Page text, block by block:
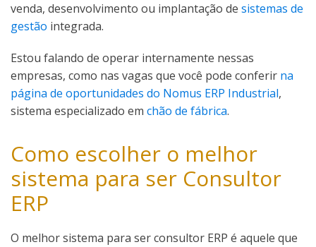
venda, desenvolvimento ou implantação de sistemas de
gestão integrada.
Estou falando de operar internamente nessas
empresas, como nas vagas que você pode conferir na
página de oportunidades do Nomus ERP Industrial,
sistema especializado em chão de fábrica.
Como escolher o melhor
sistema para ser Consultor
ERP
O melhor sistema para ser consultor ERP é aquele que